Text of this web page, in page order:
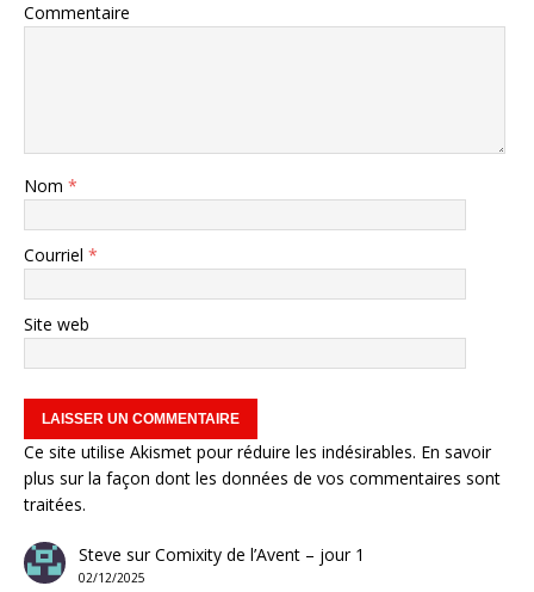
Commentaire
Nom *
Courriel *
Site web
Ce site utilise Akismet pour réduire les indésirables. En savoir
plus sur la façon dont les données de vos commentaires sont
traitées.
Steve surComixity de l’Avent – jour 1
02/12/2025